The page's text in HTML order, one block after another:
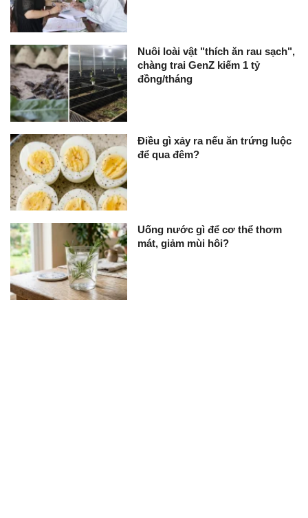
Nuôi loài vật "thích ăn rau sạch",
chàng trai GenZ kiếm 1 tỷ
đồng/tháng
Điều gì xảy ra nếu ăn trứng luộc
để qua đêm?
Uống nước gì để cơ thể thơm
mát, giảm mùi hôi?